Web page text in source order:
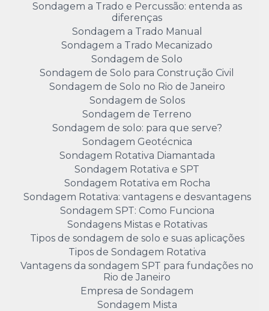
Sondagem a Trado e Percussão: entenda as
diferenças
Sondagem a Trado Manual
Sondagem a Trado Mecanizado
Sondagem de Solo
Sondagem de Solo para Construção Civil
Sondagem de Solo no Rio de Janeiro
Sondagem de Solos
Sondagem de Terreno
Sondagem de solo: para que serve?
Sondagem Geotécnica
Sondagem Rotativa Diamantada
Sondagem Rotativa e SPT
Sondagem Rotativa em Rocha
Sondagem Rotativa: vantagens e desvantagens
Sondagem SPT: Como Funciona
Sondagens Mistas e Rotativas
Tipos de sondagem de solo e suas aplicações
Tipos de Sondagem Rotativa
Vantagens da sondagem SPT para fundações no
Rio de Janeiro
Empresa de Sondagem
Sondagem Mista